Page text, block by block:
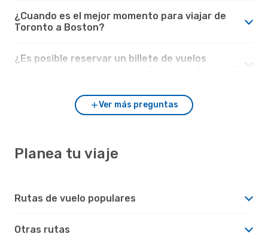
¿Cuando es el mejor momento para viajar de
Toronto a Boston?
¿Es posible reservar un billete de vuelos
Ver más preguntas
Planea tu viaje
Rutas de vuelo populares
Otras rutas